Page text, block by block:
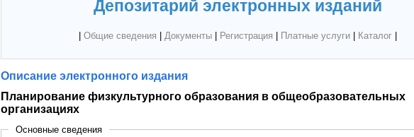
Депозитарий электронных изданий
Общие сведения Документы| Регистрация Платные услуги| Каталог|
Описание электронного издания
Планирование физкультурного образования в общеобразовательных
организациях
Основные сведения